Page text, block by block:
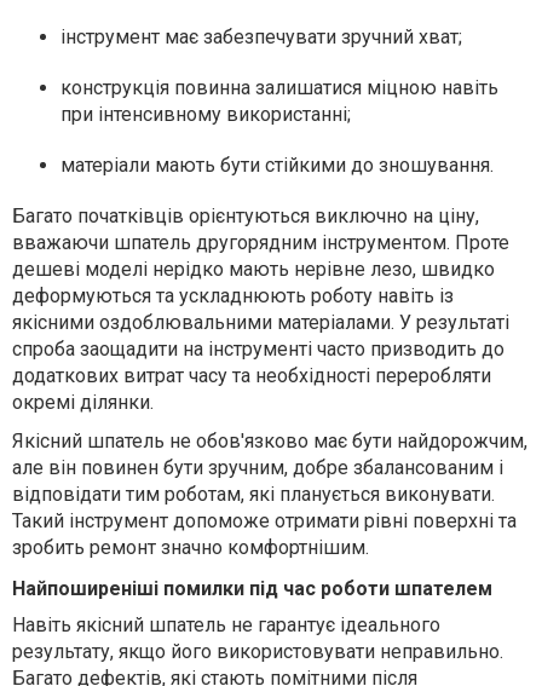
інструмент має забезпечувати зручний хват;
конструкція повинна залишатися міцною навіть
при інтенсивному використанні;
матеріали мають бути стійкими до зношування.
Багато початківців орієнтуються виключно на ціну,
вважаючи шпатель другорядним інструментом. Проте
дешеві моделі нерідко мають нерівне лезо, швидко
деформуються та ускладнюють роботу навіть із
якісними оздоблювальними матеріалами. У результаті
спроба заощадити на інструменті часто призводить до
додаткових витрат часу та необхідності переробляти
окремі ділянки.
Якісний шпатель не обов'язково має бути найдорожчим,
але він повинен бути зручним, добре збалансованим і
відповідати тим роботам, які планується виконувати.
Такий інструмент допоможе отримати рівні поверхні та
зробить ремонт значно комфортнішим.
Найпоширеніші помилки під час роботи шпателем
Навіть якісний шпатель не гарантує ідеального
результату, якщо його використовувати неправильно.
Багато дефектів, які стають помітними після